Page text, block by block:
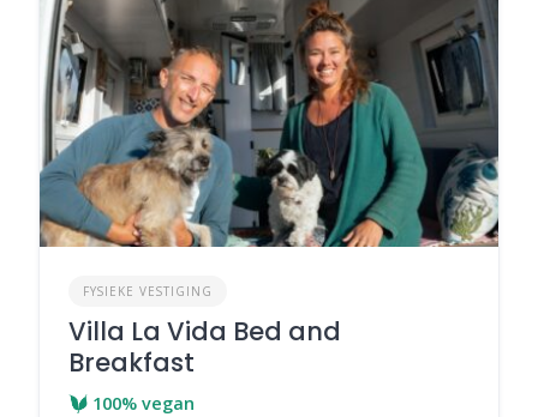
FYSIEKE VESTIGING
Villa La Vida Bed and
Breakfast
100% vegan